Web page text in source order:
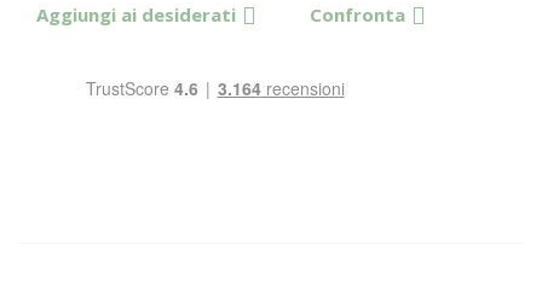
Aggiungi ai desiderati Confronta